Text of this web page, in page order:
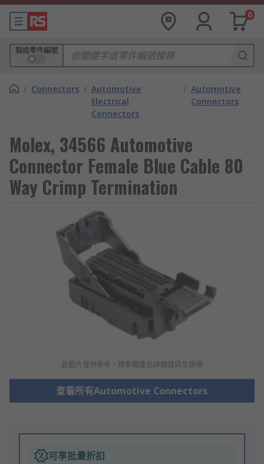
0
製造零件編號
/ Connectors / Automotive
Electrical
Connectors
/ Automotive
Connectors
Molex, 34566 Automotive
Connector Female Blue Cable 80
Way Crimp Termination
此圖片僅供參考，請參閲產品詳細資訊及規格
查看所有Automotive Connectors
可享批量折扣